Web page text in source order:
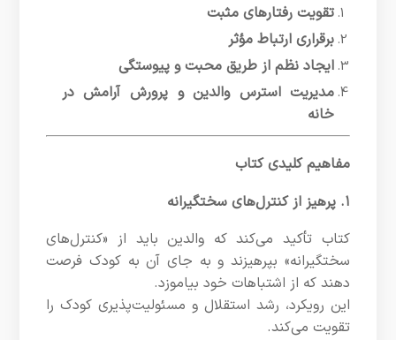
تقویت رفتارهای مثبت
برقراری ارتباط مؤثر
ایجاد نظم از طریق محبت و پیوستگی
مدیریت استرس والدین و پرورش آرامش در
خانه
مفاهیم کلیدی کتاب
۱. پرهیز از کنترل‌های سختگیرانه
کتاب تأکید می‌کند که والدین باید از «کنترل‌های
سختگیرانه» بپرهیزند و به جای آن به کودک فرصت
دهند که از اشتباهات خود بیاموزد.
این رویکرد، رشد استقلال و مسئولیت‌پذیری کودک را
تقویت می‌کند.